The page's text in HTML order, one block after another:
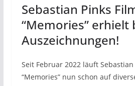
Sebastian Pinks
“Memories” erhielt
Auszeichnungen!
Seit Februar 2022 läuft
“Memories” nun schon auf